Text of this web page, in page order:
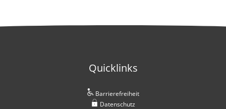
Quicklinks
Barrierefreiheit
Datenschutz